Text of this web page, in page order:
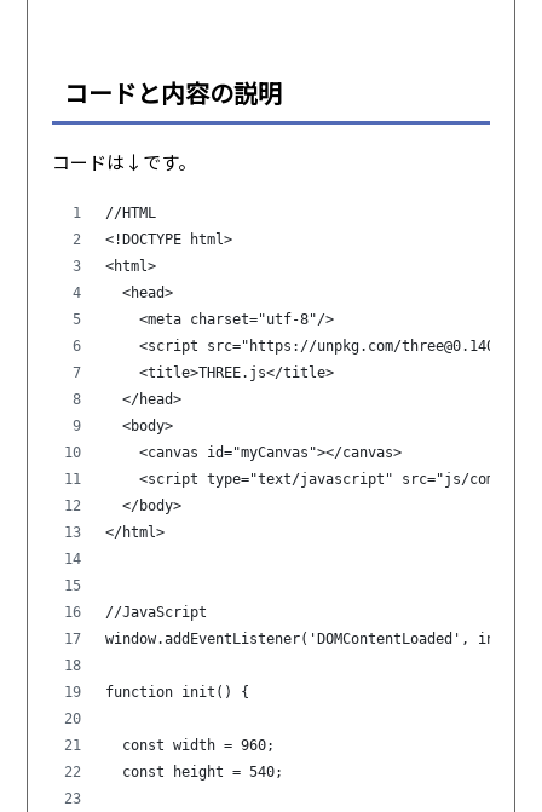
コードと内容の説明
コードは↓です。
//HTML
<!DOCTYPE html>
<html>
  <head>
    <meta charset="utf-8"/>
<script src="https://unpkg.com/three@0.140.2/
    <title>THREE.js</title>
  </head>
  <body>
    <canvas id="myCanvas"></canvas>
<script type="text/javascript" src="js/
  </body>
</html>
//JavaScript
window.addEventListener('DOMContentLoaded', init);
function init() {
  const width = 960;
  const height = 540;